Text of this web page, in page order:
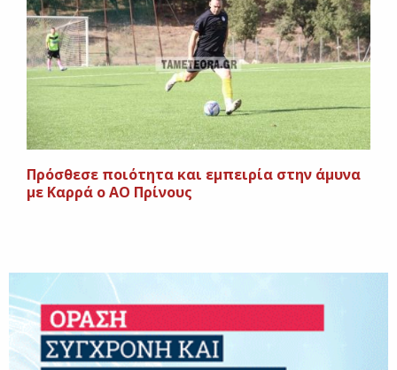
Πρόσθεσε ποιότητα και εμπειρία στην άμυνα
με Καρρά ο ΑΟ Πρίνους